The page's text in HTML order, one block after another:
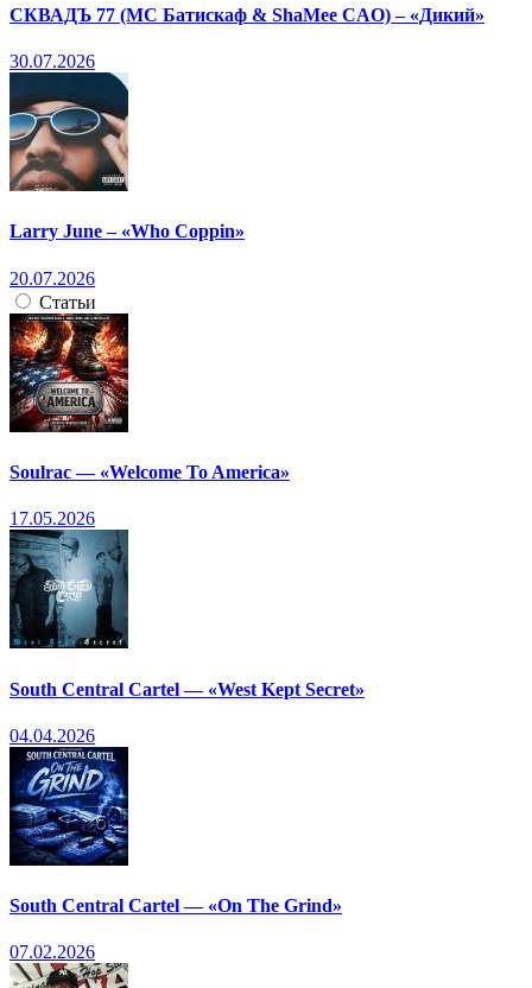
СКВАДЪ 77 (МС Батискаф & ShaMee CAO) – «Дикий»
30.07.2026
Larry June – «Who Coppin»
20.07.2026
Статьи
Soulrac — «Welcome To America»
17.05.2026
South Central Cartel — «West Kept Secret»
04.04.2026
South Central Cartel — «On The Grind»
07.02.2026